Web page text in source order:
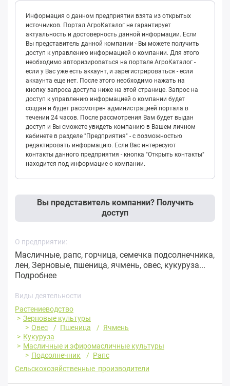
Информация о данном предприятии взята из открытых
источников. Портал АгроКаталог не гарантирует
актуальность и достоверность данной информации. Если
Вы представитель данной компании - Вы можете получить
доступ к управлению информацией о компании. Для этого
необходимо авторизироваться на портале АгроКаталог -
если у Вас уже есть аккаунт, и зарегистрироваться - если
аккаунта еще нет. После этого необходимо нажать на
кнопку запроса доступа ниже на этой странице. Запрос на
доступ к управлению информацией о компании будет
создан и будет рассмотрен администрацией портала в
течении 24 часов. После рассмотрения Вам будет выдан
доступ и Вы сможете увидеть компанию в Вашем личном
кабинете в разделе "Предприятия" - с возможностью
редактировать информацию. Если Вас интересуют
контакты данного предприятия - кнопка "Открыть контакты"
находится под информацие о компании.
Вы представитель компании? Получить
доступ
О предприятии:
Масличные, рапс, горчица, семечка подсолнечника,
лен, Зерновые, пшеница, ячмень, овес, кукуруза...
Подробнее
Виды деятельности
Растениеводство
Зерновые культуры
Овес
Пшеница
Ячмень
Кукуруза
Масличные и эфиромасличные культуры
Подсолнечник
Рапс
Сельскохозяйственные производители